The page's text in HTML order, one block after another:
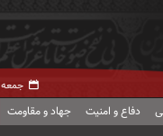
جمعه ۱۶ مرداد ۱۴۰۵ -
دفاع و امنیت جهاد و مقاومت